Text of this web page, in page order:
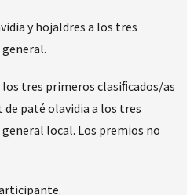
y hojaldres a los tres
tres primeros clasiﬁcados/as
de paté olavidia a los tres
local. Los premios no